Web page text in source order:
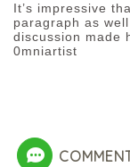
It’s impressive
paragraph as
discussion made
0mniartist